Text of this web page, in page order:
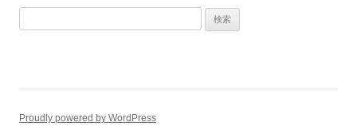
Proudly powered by WordPress